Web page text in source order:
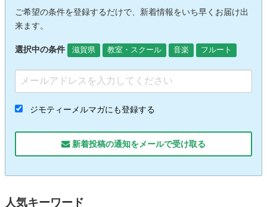
ご希望の条件を登録するだけで、新着情報をいち早くお届け出
来ます。
選択中の条件 滋賀県 教室・スクール 音楽 フルート
ジモティーメルマガにも登録する
新着投稿の通知をメールで受け取る
人気キーワード